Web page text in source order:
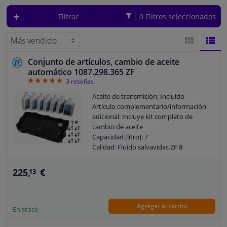
Ventanas y accesorios
Limpieza y proteccón
Taller y herramientas
Accesorios para autocaravana, motor, bicicleta y barco
Filtrar 0 Filtros seleccionados
BLOQUES
Conjunto de artículos, cambio de aceite
automático 1087.298.365 ZF
53 reseñas
Aceite de transmisión: Incluido
Artículo complementario/información
adicional: Incluye kit completo de
cambio de aceite
Capacidad [litro]: 7
Calidad: Fluido salvavidas ZF 8
225,13 €
En stock Agregar al carrito